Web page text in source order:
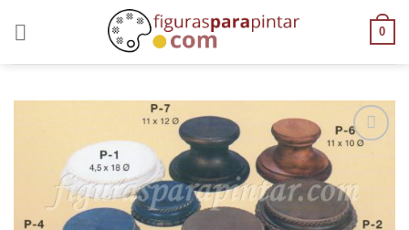
0
AÑADIR
A LA
LISTA
DE